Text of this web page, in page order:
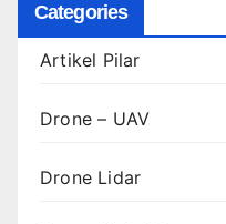
Categories
Artikel Pilar
Drone – UAV
Drone Lidar